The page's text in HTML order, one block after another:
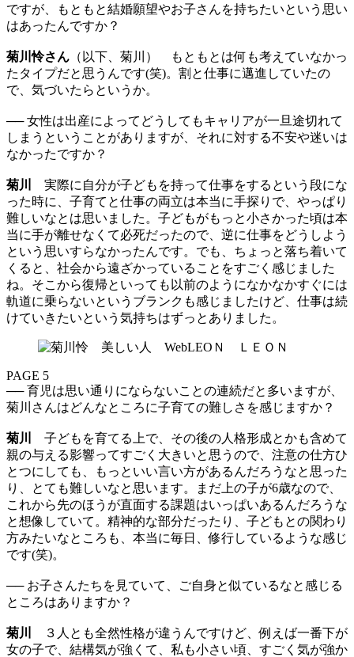
ですが、もともと結婚願望やお子さんを持ちたいという思い
はあったんですか？
菊川怜さん （以下、菊川） もともとは何も考えていなかっ
たタイプだと思うんです(笑)。割と仕事に邁進していたの
で、気づいたらというか。
── 女性は出産によってどうしてもキャリアが一旦途切れて
しまうということがありますが、それに対する不安や迷いは
なかったですか？
菊川
実際に自分が子どもを持って仕事をするという段にな
った時に、子育てと仕事の両立は本当に手探りで、やっぱり
難しいなとは思いました。子どもがもっと小さかった頃は本
当に手が離せなくて必死だったので、逆に仕事をどうしよう
という思いすらなかったんです。でも、ちょっと落ち着いて
くると、社会から遠ざかっていることをすごく感じました
ね。そこから復帰といっても以前のようになかなかすぐには
軌道に乗らないというブランクも感じましたけど、仕事は続
けていきたいという気持ちはずっとありました。
PAGE 5
── 育児は思い通りにならないことの連続だと多いますが、
菊川さんはどんなところに子育ての難しさを感じますか？
菊川
子どもを育てる上で、その後の人格形成とかも含めて
親の与える影響ってすごく大きいと思うので、注意の仕方ひ
とつにしても、もっといい言い方があるんだろうなと思った
り、とても難しいなと思います。まだ上の子が6歳なので、
これから先のほうが直面する課題はいっぱいあるんだろうな
と想像していて。精神的な部分だったり、子どもとの関わり
方みたいなところも、本当に毎日、修行しているような感じ
です(笑)。
── お子さんたちを見ていて、ご自身と似ているなと感じる
ところはありますか？
菊川
３人とも全然性格が違うんですけど、例えば一番下が
女の子で、結構気が強くて、私も小さい頃、すごく気が強か